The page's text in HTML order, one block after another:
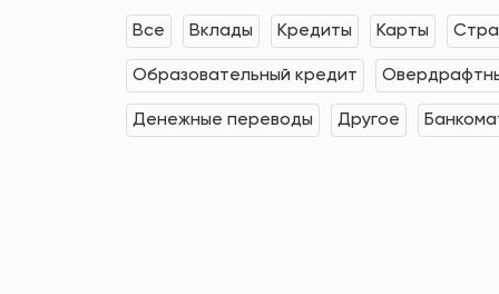
Все Вклады Кредиты Карты
Образовательный кредит
Денежные переводы Другое